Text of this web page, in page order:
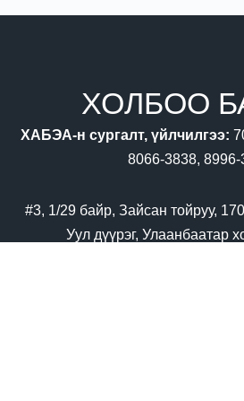
ХОЛБОО
ХАБЭА-н сургалт, үйлчилгээ:
8066-3838, 8996-
#3, 1/29 байр, Зайсан тойруу,
Уул дүүрэг, Улаанбаатар